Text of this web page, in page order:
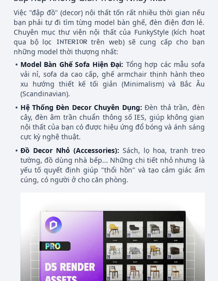
Việc "đập đồ" (decor) nội thất tốn rất nhiều thời gian nếu
bạn phải tự đi tìm từng model bàn ghế, đèn điện đơn lẻ.
Chuyên mục thư viện nội thất của FunkyStyle (kích hoạt
qua bộ lọc
INTERIORtrên web) sẽ cung cấp cho bạn
những model thời thượng nhất:
Model Bàn Ghế Sofa Hiện Đại: Tổng hợp các mẫu sofa
vải nỉ, sofa da cao cấp, ghế armchair thịnh hành theo
xu hướng thiết kế tối giản (Minimalism) và Bắc Âu
(Scandinavian).
Hệ Thống Đèn Decor Chuyên Dụng: Đèn thả trần, đèn
cây, đèn âm trần chuẩn thông số IES, giúp không gian
nội thất của bạn có được hiệu ứng đổ bóng và ánh sáng
cực kỳ nghệ thuật.
Đồ Decor Nhỏ (Accessories): Sách, lọ hoa, tranh treo
tường, đồ dùng nhà bếp... Những chi tiết nhỏ nhưng là
yếu tố quyết định giúp "thổi hồn" và tạo cảm giác ấm
cúng, có người ở cho căn phòng.